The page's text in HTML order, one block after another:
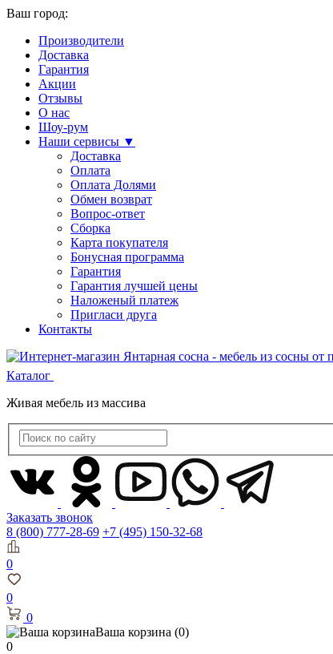
Ваш город:
Производители
Доставка
Гарантия
Акции
Отзывы
О нас
Шоу-рум
Наши сервисы ▼
Доставка
Оплата
Оплата Долями
Обмен возврат
Вопрос-ответ
Сборка
Карта покупателя
Бонусная программа
Гарантия
Гарантия лучшей цены
Наложеный платеж
Пригласи друга
Контакты
Каталог
Живая мебель из массива
Заказать звонок
8 (800) 777-28-69 +7 (495) 150-32-68
0
0
0
Ваша корзина (0)
0